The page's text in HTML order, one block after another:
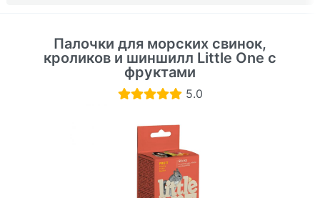
Палочки для морских свинок,
кроликов и шиншилл Little One с
фруктами
5.0